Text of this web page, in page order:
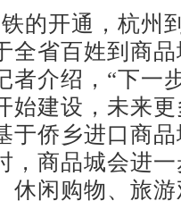
开通，杭州
全省百姓到商
者介绍，“下一
始建设，未来
于侨乡进口商
，商品城会进
休闲购物、旅